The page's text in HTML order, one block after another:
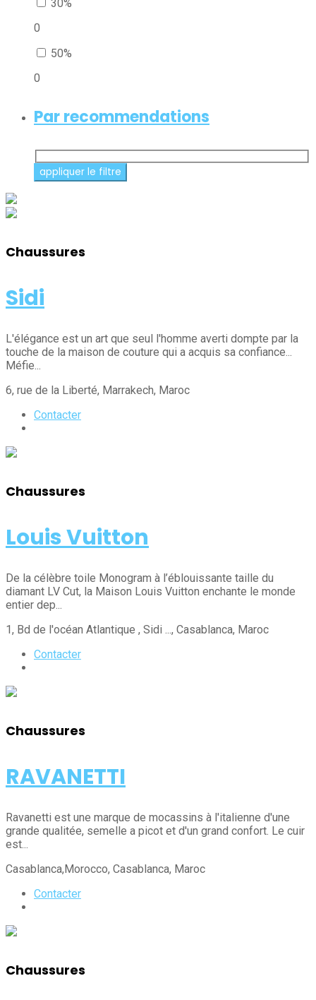
30%
0
50%
0
Par recommendations
Chaussures
Sidi
L'élégance est un art que seul l'homme averti dompte par la
touche de la maison de couture qui a acquis sa confiance...
Méfie...
6, rue de la Liberté, Marrakech, Maroc
Contacter
Chaussures
Louis Vuitton
De la célèbre toile Monogram à l’éblouissante taille du
diamant LV Cut, la Maison Louis Vuitton enchante le monde
entier dep...
1, Bd de l'océan Atlantique , Sidi ..., Casablanca, Maroc
Contacter
Chaussures
RAVANETTI
Ravanetti est une marque de mocassins à l'italienne d'une
grande qualitée, semelle a picot et d'un grand confort. Le cuir
est...
Casablanca,Morocco, Casablanca, Maroc
Contacter
Chaussures